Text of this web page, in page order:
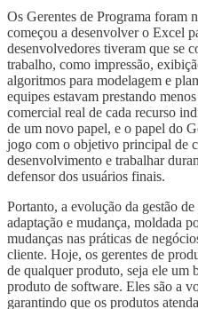
Os Gerentes de Programa foram
começou a desenvolver o Excel
desenvolvedores tiveram que se
trabalho, como impressão,
algoritmos para modelagem e
equipes estavam prestando
comercial real de cada recurso
de um novo papel, e o papel do
jogo com o objetivo principal de
desenvolvimento e trabalhar
defensor dos usuários finais.
Portanto, a evolução da gestão
adaptação e mudança, moldada
mudanças nas práticas de
cliente. Hoje, os gerentes de
de qualquer produto, seja ele um
produto de software. Eles são a
garantindo que os produtos